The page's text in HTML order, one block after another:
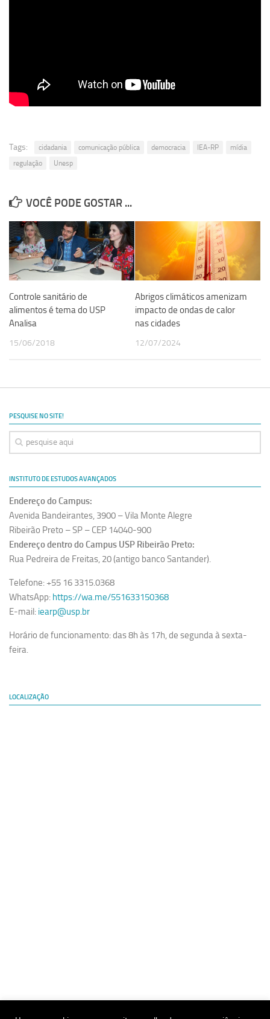
Tags: cidadania comunicação pública democracia IEA-RP
mídia
regulação
Unesp
VOCÊ PODE GOSTAR ...
Controle sanitário de
alimentos é tema do USP
Analisa
15/06/2018
Abrigos climáticos amenizam
impacto de ondas de calor
nas cidades
12/07/2024
PESQUISE NO SITE!
INSTITUTO DE ESTUDOS AVANÇADOS
Endereço do Campus:
Avenida Bandeirantes, 3900 – Vila Monte Alegre
Ribeirão Preto – SP – CEP 14040-900
Endereço dentro do Campus USP Ribeirão Preto:
Rua Pedreira de Freitas, 20 (antigo banco Santander).
Telefone: +55 16 3315.0368
WhatsApp: https://wa.me/551633150368
E-mail: iearp@usp.br
Horário de funcionamento: das 8h às 17h, de segunda à sexta-
feira.
LOCALIZAÇÃO